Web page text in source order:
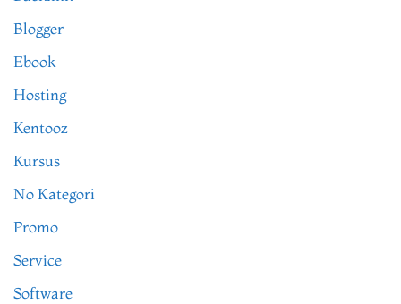
Blogger
Ebook
Hosting
Kentooz
Kursus
No Kategori
Promo
Service
Software